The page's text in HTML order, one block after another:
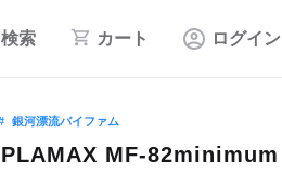
検索 カート ログイン
銀河漂流バイファム
PLAMAX MF-